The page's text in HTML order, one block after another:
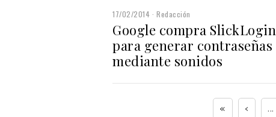
17/02/2014 Redacción
Google compra SlickLogin
para generar contraseñas
mediante sonidos
« ‹ ...